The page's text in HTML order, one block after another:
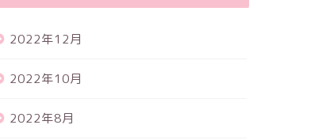
2022年12月
2022年10月
2022年8月